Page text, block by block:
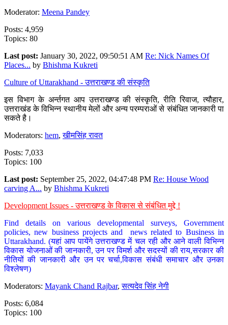
Moderator: Meena Pandey
Posts: 4,959
Topics: 80
Last post: January 30, 2022, 09:50:51 AM Re: Nick Names Of
Places... by Bhishma Kukreti
Culture of Uttarakhand - उत्तराखण्ड की संस्कृति
इस विभाग के अर्न्तगत आप उत्तराखण्ड की संस्कृति, रीति रिवाज, त्यौहार,
उत्तराखंड के विभिन्न स्थानीय मेलों और अन्य परम्पराओं से संबंधित जानकारी पा
सकते है।
Moderators: hem,खीमसिंह रावत
Posts: 7,033
Topics: 100
Last post: September 25, 2022, 04:47:48 PM Re: House Wood
carving A... by Bhishma Kukreti
Development Issues - उत्तराखण्ड के विकास से संबंधित मुद्दे !
Find details on various developmental surveys, Government
policies, new business projects and news related to Business in
Uttarakhand. (यहां आप पायेंगे उत्तराखण्ड में चल रही और आने वाली विभिन्न
विकास योजनाओं की जानकारी, उन पर विमर्श और सदस्यों की राय,सरकार की
नीतियों की जानकारी और उन पर चर्चा,विकास संबंधी समाचार और उनका
विश्लेषण)
Moderators: Mayank Chand Rajbar,सत्यदेव सिंह नेगी
Posts: 6,084
Topics: 100